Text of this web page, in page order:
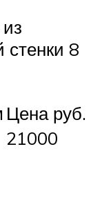
стенки 8
Цена руб.
21000